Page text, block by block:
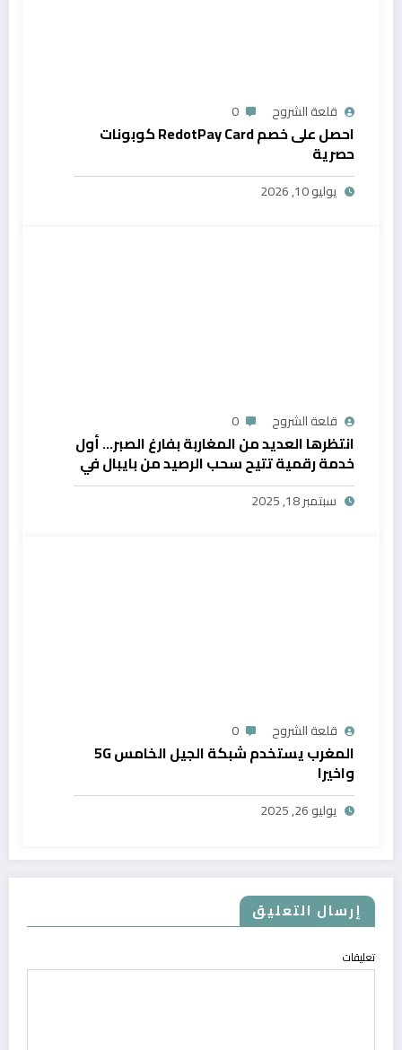
قلعة الشروح 0
احصل على خصم RedotPay Card كوبونات
حصرية
يوليو 10, 2026
قلعة الشروح 0
انتظرها العديد من المغاربة بفارغ الصبر… أول
خدمة رقمية تتيح سحب الرصيد من بايبال في
المغرب
سبتمبر 18, 2025
قلعة الشروح 0
المغرب يستخدم شبكة الجيل الخامس 5G
واخيرا
يوليو 26, 2025
إرسال التعليق
تعليقات